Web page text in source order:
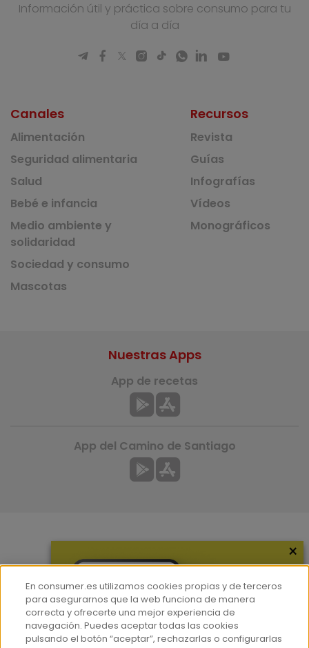
Información útil y práctica sobre consumo para tu
día a día
Canales
Alimentación
Seguridad alimentaria
Salud
Bebé e infancia
Medio ambiente y
solidaridad
Sociedad y consumo
Mascotas
Recursos
Revista
Guías
Infografías
Vídeos
Monográficos
Hemeroteca
Contacto
Prensa
Nuestras Apps
App de recetas
App del Camino de Santiago
×
En consumer.es utilizamos cookies propias y de terceros
para asegurarnos que la web funciona de manera
correcta y ofrecerte una mejor experiencia de
navegación. Puedes aceptar todas las cookies
pulsando el botón “aceptar”, rechazarlas o configurarlas